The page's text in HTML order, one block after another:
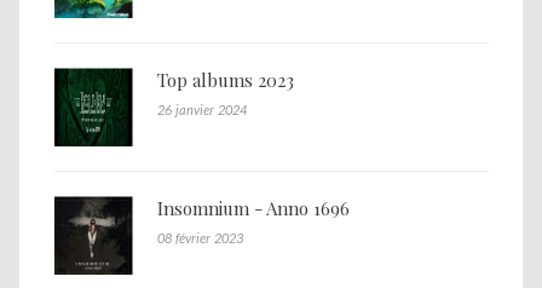
Top albums 2023
26 janvier 2024
Insomnium - Anno 1696
08 février 2023